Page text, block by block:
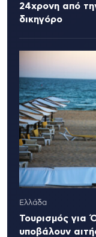
24χρονη από
δικηγόρο
Ελλάδα
Τουρισμός για
υποβάλουν